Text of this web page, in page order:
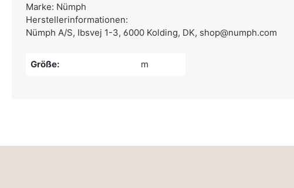
Marke: Nümph
Herstellerinformationen:
Nümph A/S, Ibsvej 1-3, 6000 Kolding, DK, shop@numph.com
Größe: m